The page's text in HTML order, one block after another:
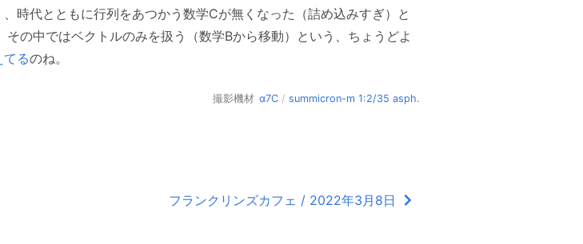
時代とともに行列をあつかう数学Cが無くなった（詰め込みすぎ）と
の中ではベクトルのみを扱う（数学Bから移動）という、ちょうどよ
るのね。
撮影機材 α7C / summicron-m 1:2/35 asph.
フランクリンズカフェ / 2022年3月8日